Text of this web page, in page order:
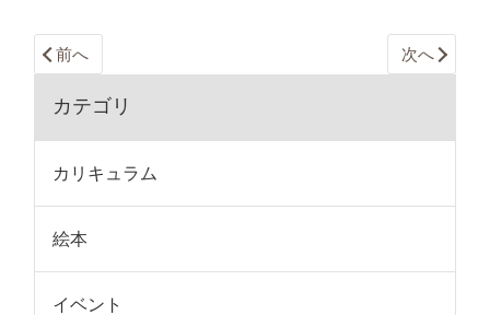
前へ 次へ
カテゴリ
カリキュラム
絵本
イベント